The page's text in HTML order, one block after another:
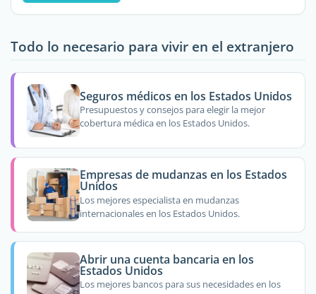
Todo lo necesario para vivir en el extranjero
Seguros médicos en los Estados Unidos
Presupuestos y consejos para elegir la mejor
cobertura médica en los Estados Unidos.
Empresas de mudanzas en los Estados
Unidos
Los mejores especialista en mudanzas
internacionales en los Estados Unidos.
Abrir una cuenta bancaria en los
Estados Unidos
Los mejores bancos para sus necesidades en los